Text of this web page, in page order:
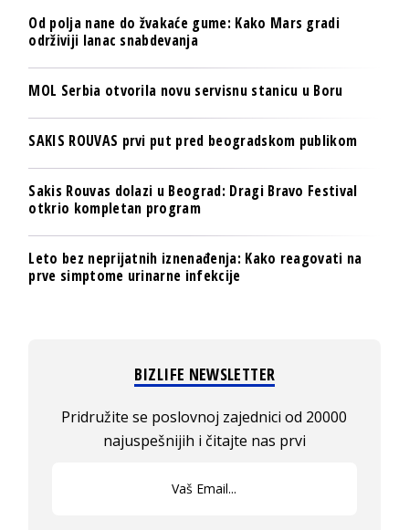
Od polja nane do žvakaće gume: Kako Mars gradi
održiviji lanac snabdevanja
MOL Serbia otvorila novu servisnu stanicu u Boru
SAKIS ROUVAS prvi put pred beogradskom publikom
Sakis Rouvas dolazi u Beograd: Dragi Bravo Festival
otkrio kompletan program
Leto bez neprijatnih iznenađenja: Kako reagovati na
prve simptome urinarne infekcije
BIZLIFE NEWSLETTER
Pridružite se poslovnoj zajednici od 20000
najuspešnijih i čitajte nas prvi